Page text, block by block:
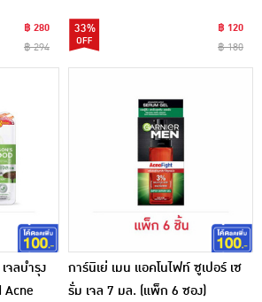
฿ 280
฿ 294
33%
฿ 120
฿ 180
จลบำรุง
Acne
การ์นิเย่ เมน แอคโนไฟท์ ซูเปอร์ เซ
รั่ม เจล 7 มล. (แพ็ก 6 ซอง)